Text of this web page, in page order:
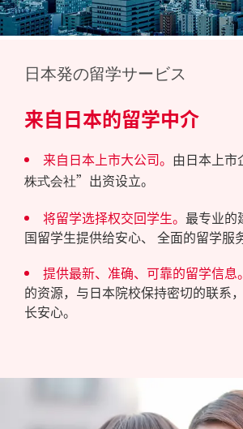
日本発の留学サービス
来自日本的留学中介
来自日本上市大公司。 由日本上
株式会社”出资设立。
将留学选择权交回学生。 最专业的
国留学生提供给安心、 全面的留学服
提供最新、准确、可靠的留学信息。
的资源，与日本院校保持密切的联系
长安心。